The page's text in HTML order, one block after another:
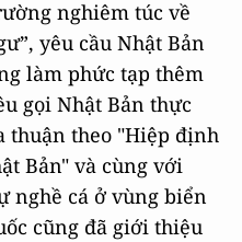
nghiêm túc về
yêu cầu Nhật Bản
làm phức tạp thêm
gọi Nhật Bản thực
thuận theo "Hiệp định
Bản" và cùng với
nghề cá ở vùng biển
cũng đã giới thiệu